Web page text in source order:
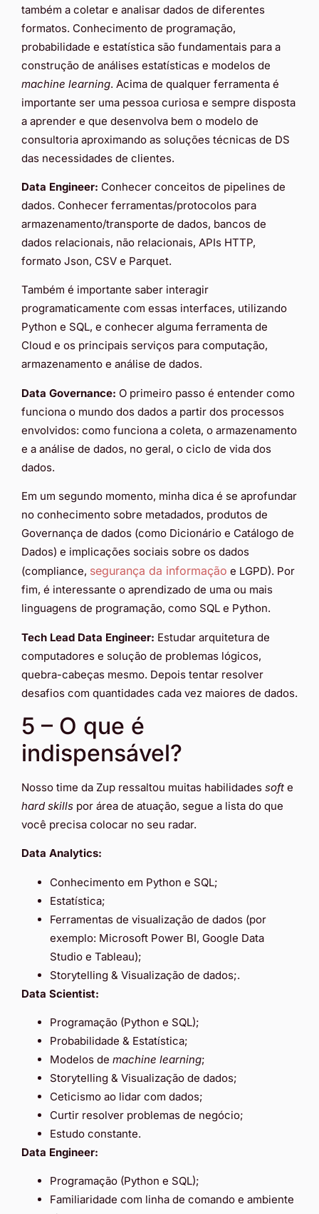
também a coletar e analisar dados de diferentes
formatos. Conhecimento de programação,
probabilidade e estatística são fundamentais para a
construção de análises estatísticas e modelos de
machine learning. Acima de qualquer ferramenta é
importante ser uma pessoa curiosa e sempre disposta
a aprender e que desenvolva bem o modelo de
consultoria aproximando as soluções técnicas de DS
das necessidades de clientes.
Data Engineer: Conhecer conceitos de pipelines de
dados. Conhecer ferramentas/protocolos para
armazenamento/transporte de dados, bancos de
dados relacionais, não relacionais, APIs HTTP,
formato Json, CSV e Parquet.
Também é importante saber interagir
programaticamente com essas interfaces, utilizando
Python e SQL, e conhecer alguma ferramenta de
Cloud e os principais serviços para computação,
armazenamento e análise de dados.
Data Governance: O primeiro passo é entender como
funciona o mundo dos dados a partir dos processos
envolvidos: como funciona a coleta, o armazenamento
e a análise de dados, no geral, o ciclo de vida dos
dados.
Em um segundo momento, minha dica é se aprofundar
no conhecimento sobre metadados, produtos de
Governança de dados (como Dicionário e Catálogo de
Dados) e implicações sociais sobre os dados
(compliance, segurança da informação e LGPD). Por
fim, é interessante o aprendizado de uma ou mais
linguagens de programação, como SQL e Python.
Tech Lead Data Engineer: Estudar arquitetura de
computadores e solução de problemas lógicos,
quebra-cabeças mesmo. Depois tentar resolver
desafios com quantidades cada vez maiores de dados.
5 – O que é
indispensável?
Nosso time da Zup ressaltou muitas habilidades soft e
hard skills por área de atuação, segue a lista do que
você precisa colocar no seu radar.
Data Analytics:
Conhecimento em Python e SQL;
Estatística;
Ferramentas de visualização de dados (por
exemplo: Microsoft Power BI, Google Data
Studio e Tableau);
Storytelling & Visualização de dados;.
Data Scientist:
Programação (Python e SQL);
Probabilidade & Estatística;
Modelos de machine learning;
Storytelling & Visualização de dados;
Ceticismo ao lidar com dados;
Curtir resolver problemas de negócio;
Estudo constante.
Data Engineer:
Programação (Python e SQL);
Familiaridade com linha de comando e ambiente